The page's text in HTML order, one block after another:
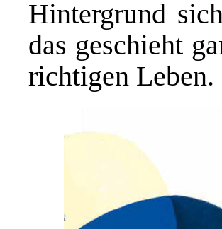
Hintergrund
das geschieht
richtigen Leben.